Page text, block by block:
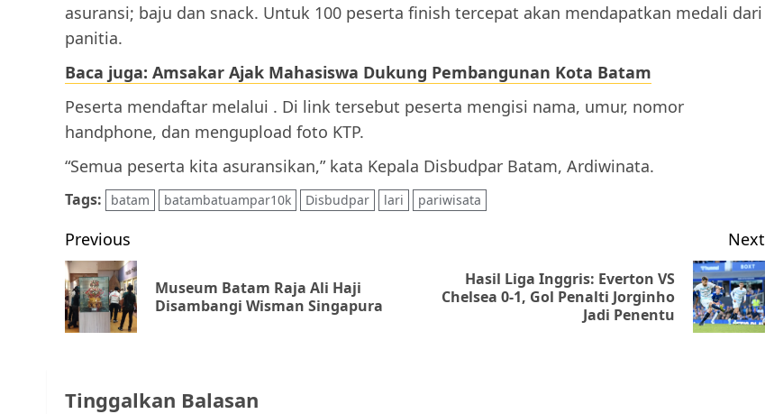
asuransi; baju dan snack. Untuk 100 peserta finish tercepat akan mendapatkan medali dari
panitia.
Baca juga: Amsakar Ajak Mahasiswa Dukung Pembangunan Kota Batam
Peserta mendaftar melalui . Di link tersebut peserta mengisi nama, umur, nomor
handphone, dan mengupload foto KTP.
“Semua peserta kita asuransikan,” kata Kepala Disbudpar Batam, Ardiwinata.
Tags: batam batambatuampar10k Disbudpar lari pariwisata
Post
navigation
Previous
Previous
Museum Batam Raja Ali Haji
Disambangi Wisman Singapura
Next
Next
Hasil Liga Inggris: Everton VS
Chelsea 0-1, Gol Penalti Jorginho
Jadi Penentu
Tinggalkan Balasan